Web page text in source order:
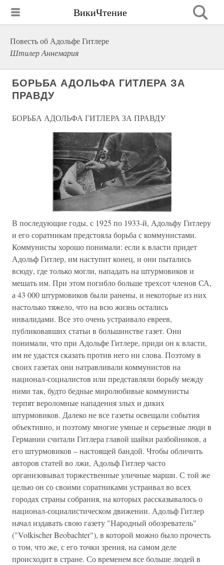
ВикиЧтение
Повесть об Адольфе Гитлере
Штилер Аннемария
БОРЬБА АДОЛЬФА ГИТЛЕРА ЗА
ПРАВДУ
БОРЬБА АДОЛЬФА ГИТЛЕРА ЗА ПРАВДУ
В последующие годы, с 1925 по 1933-й, Адольфу Гитлеру
и его соратникам предстояла борьба с коммунистами.
Коммунисты хорошо понимали: если к власти придет
Адольф Гитлер, им наступит конец, и они пытались
всюду, где только могли, нападать на штурмовиков и
мешать им. При этом погибло больше трехсот членов СА,
а 43 000 штурмовиков были ранены, и некоторые из них
настолько тяжело, что на всю жизнь остались
инвалидами. Все это очень устраивало евреев,
публиковавших статьи в большинстве газет. Они
понимали, что при Адольфе Гитлере, приди он к власти,
им не удастся сказать против него ни слова. Поэтому в
своих газетах они натравливали коммунистов на
национал-социалистов или представляли борьбу между
ними так, будто бедные миролюбивые коммунисты
терпят вероломные нападения злых и диких
штурмовиков. Далеко не все газеты освещали события
объективно, и поэтому многие умные и серьезные люди в
Германии считали Гитлера главой шайки разбойников, а
его штурмовиков – настоящей бандой. Чтобы обличить
авторов статей во лжи, Адольф Гитлер часто
организовывал торжественные уличные марши. С той же
целью он со своими соратниками устраивал во всех
городах страны собрания, на которых рассказывалось о
национал-социалистическом движении. Адольф Гитлер
начал издавать свою газету "Народный обозреватель"
("Volkischer Beobachter"), в которой можно было прочесть
о том, что же, с его точки зрения, на самом деле
происходит в стране. Со временем все больше людей в